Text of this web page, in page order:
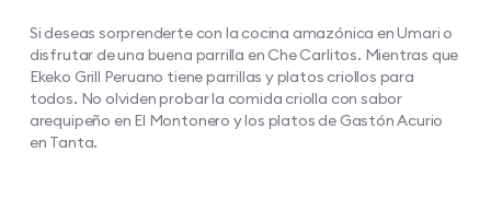
Si deseas sorprenderte con la cocina amazónica en Umari o
disfrutar de una buena parrilla en Che Carlitos. Mientras que
Ekeko Grill Peruano tiene parrillas y platos criollos para
todos. No olviden probar la comida criolla con sabor
arequipeño en El Montonero y los platos de Gastón Acurio
en Tanta.